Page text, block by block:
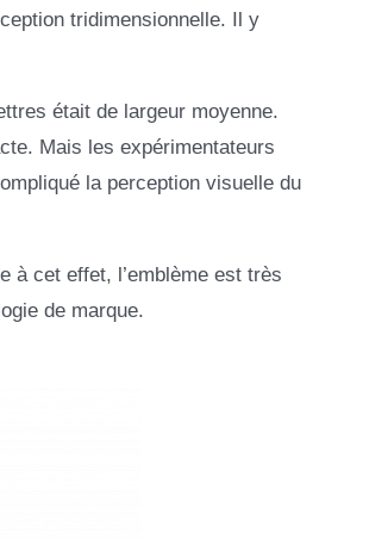
tridimensionnelle. Il y
était de largeur moyenne.
Mais les expérimentateurs
la perception visuelle du
à cet effet, l’emblème est très
de marque.